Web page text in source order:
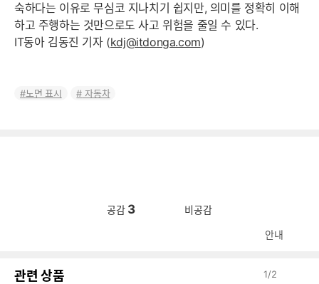
숙하다는 이유로 무심코 지나치기 쉽지만, 의미를 정확히 이해
하고 주행하는 것만으로도 사고 위험을 줄일 수 있다.
IT동아 김동진 기자 (kdj@itdonga.com)
노면 표시 자동차
공감 3 비공감
안내
관련 상품 1/2